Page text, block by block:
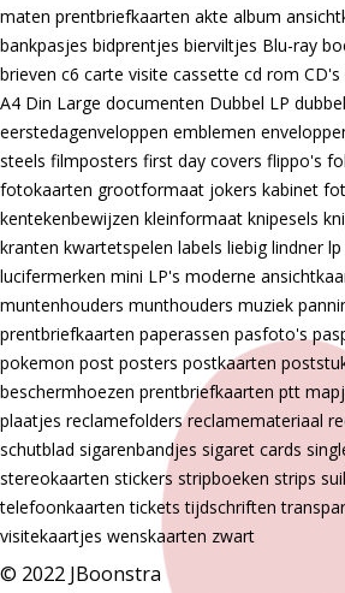
maten prentbriefkaarten akte album
bankpasjes bidprentjes bierviltjes Blu-ray
brieven c6 carte visite cassette cd rom CD's
A4 Din Large documenten Dubbel LP
eerstedagenveloppen emblemen
steels filmposters first day covers flippo's
fotokaarten grootformaat jokers kabinet
kentekenbewijzen kleinformaat knipesels
kranten kwartetspelen labels liebig lindner lp
lucifermerken mini LP's moderne
muntenhouders munthouders muziek
prentbriefkaarten paperassen pasfoto's
pokemon post posters postkaarten
beschermhoezen prentbriefkaarten ptt
plaatjes reclamefolders reclamemateriaal
schutblad sigarenbandjes sigaret cards
stereokaarten stickers stripboeken strips
telefoonkaarten tickets tijdschriften
visitekaartjes wenskaarten zwart
© 2022 JBoonstra